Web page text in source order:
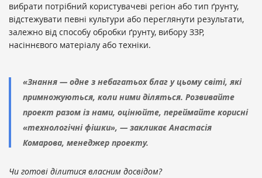
вибрати потрібний користувачеві регіон або тип ґрунту,
відстежувати певні культури або переглянути результати,
залежно від способу обробки ґрунту, вибору ЗЗР,
насіннєвого матеріалу або техніки.
«Знання — одне з небагатьох благ у цьому світі, які
примножуються, коли ними діляться. Розвивайте
проект разом із нами, оцінюйте, переймайте корисні
«технологічні фішки», — закликає Анастасія
Комарова, менеджер проекту.
Чи готові ділитися власним досвідом?